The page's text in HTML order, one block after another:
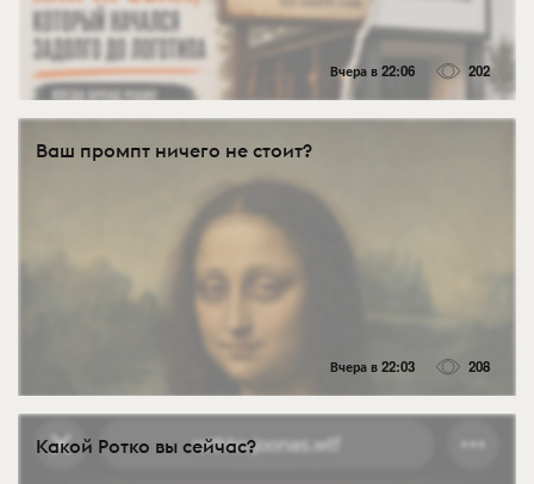
Вчера в 22:06 202
Ваш промпт ничего не стоит?
Вчера в 22:03 208
Какой Ротко вы сейчас?